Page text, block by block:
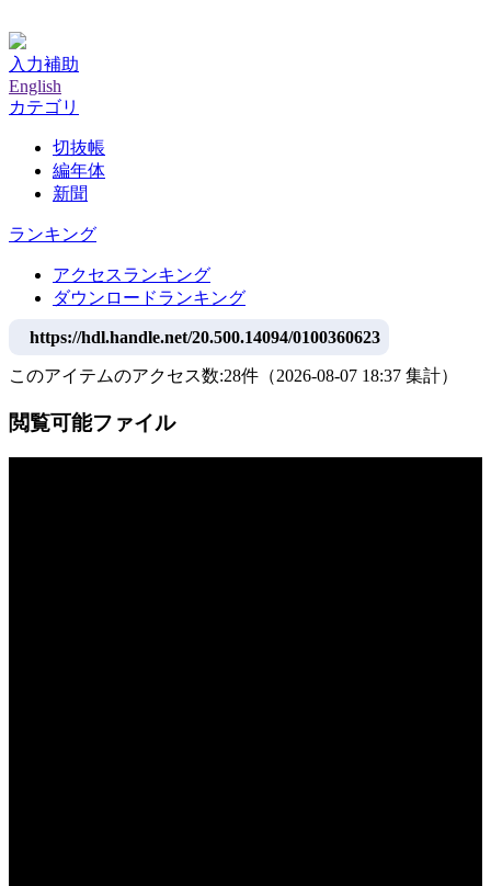
入力補助
English
カテゴリ
切抜帳
編年体
新聞
ランキング
アクセスランキング
ダウンロードランキング
https://hdl.handle.net/20.500.14094/0100360623
このアイテムのアクセス数:28件 （2026-08-07 18:37 集計）
閲覧可能ファイル